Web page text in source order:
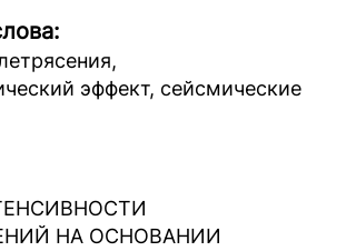
эффект, сейсмические
НА ОСНОВАНИИ